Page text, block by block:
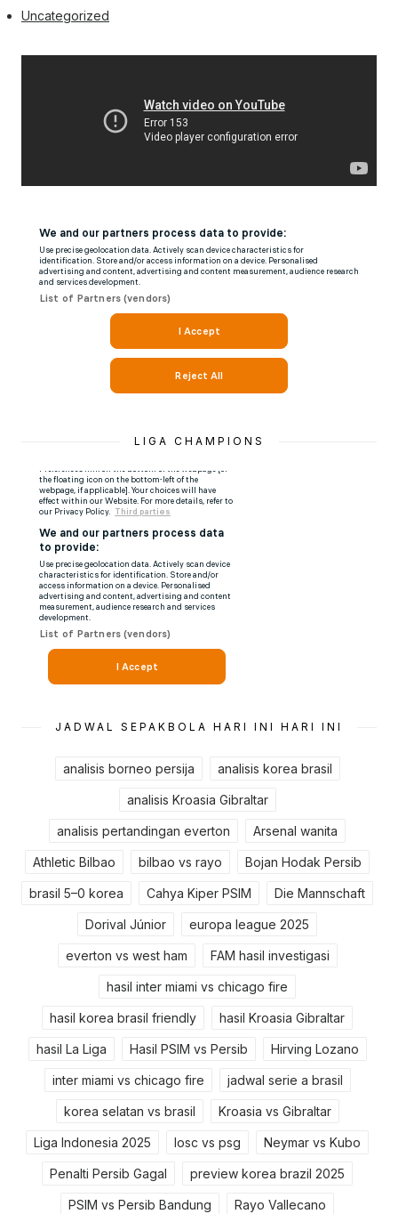
Uncategorized
LIGA CHAMPIONS
JADWAL SEPAKBOLA HARI INI HARI INI
analisis borneo persija analisis korea brasil
analisis Kroasia Gibraltar
analisis pertandingan everton Arsenal wanita
Athletic Bilbao bilbao vs rayo Bojan Hodak Persib
brasil 5–0 korea Cahya Kiper PSIM Die Mannschaft
Dorival Júnior europa league 2025
everton vs west ham FAM hasil investigasi
hasil inter miami vs chicago fire
hasil korea brasil friendly hasil Kroasia Gibraltar
hasil La Liga Hasil PSIM vs Persib Hirving Lozano
inter miami vs chicago fire jadwal serie a brasil
korea selatan vs brasil Kroasia vs Gibraltar
Liga Indonesia 2025 losc vs psg Neymar vs Kubo
Penalti Persib Gagal preview korea brazil 2025
PSIM vs Persib Bandung Rayo Vallecano